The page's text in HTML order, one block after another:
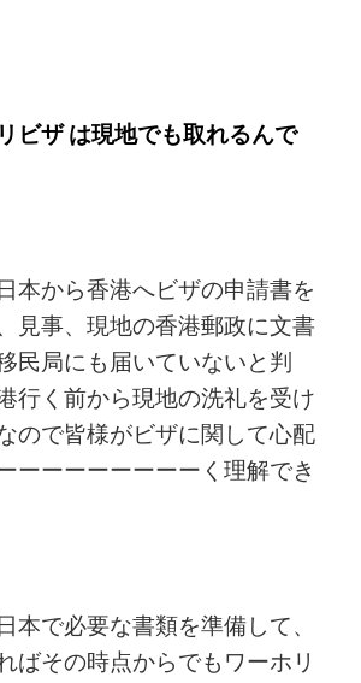
ビザ は現地でも取れるんで
本から香港へビザの申請書を
見事、現地の香港郵政に文書
民局にも届いていないと判
行く前から現地の洗礼を受け
ので皆様がビザに関して心配
ーーーーーーーーく理解でき
日本で必要な書類を準備して、
ばその時点からでもワーホリ